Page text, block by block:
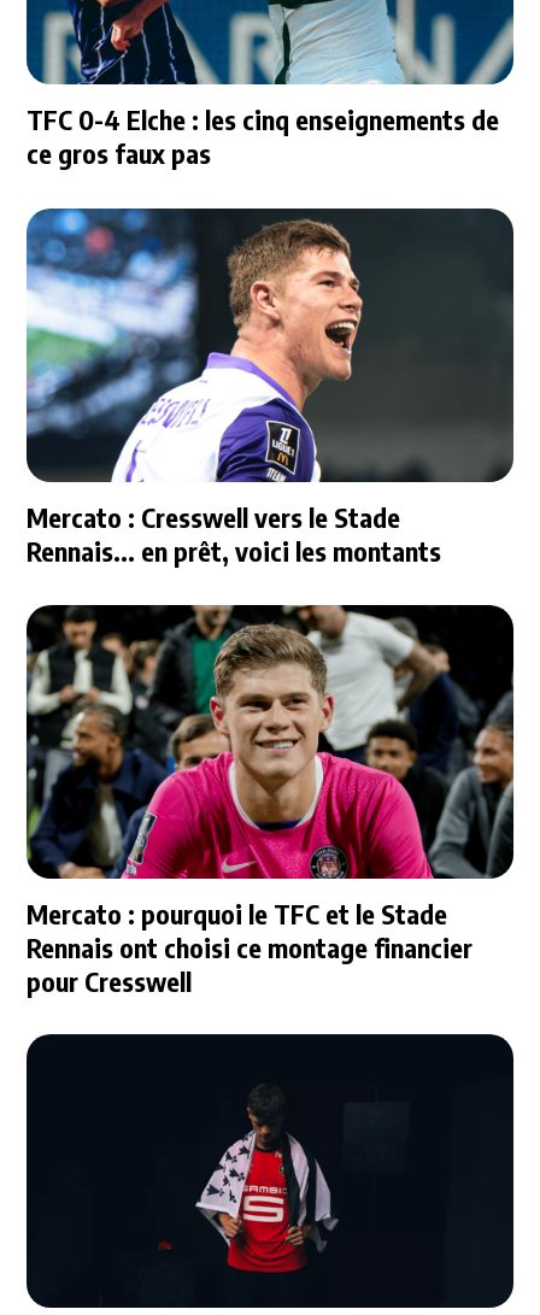
TFC 0-4 Elche : les cinq enseignements de
ce gros faux pas
Mercato : Cresswell vers le Stade
Rennais... en prêt, voici les montants
Mercato : pourquoi le TFC et le Stade
Rennais ont choisi ce montage financier
pour Cresswell